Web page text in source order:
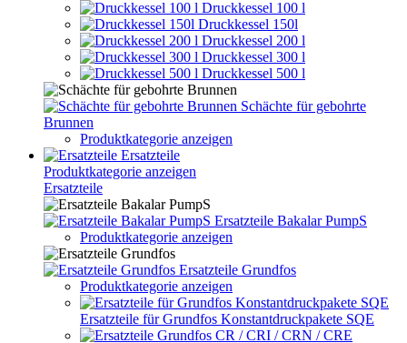
Druckkessel 100 l
Druckkessel 150l
Druckkessel 200 l
Druckkessel 300 l
Druckkessel 500 l
Schächte für gebohrte
Brunnen
Produktkategorie anzeigen
Ersatzteile
Produktkategorie anzeigen
Ersatzteile
Ersatzteile Bakalar PumpS
Produktkategorie anzeigen
Ersatzteile Grundfos
Produktkategorie anzeigen
Ersatzteile für Grundfos Konstantdruckpakete SQE